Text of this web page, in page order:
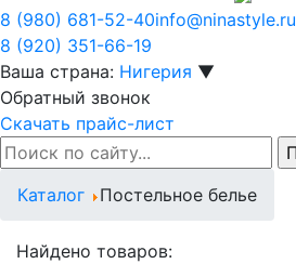
8 (980) 681-52-40
8 (920) 351-66-19
info@ninastyle.ru
Ваша страна: Нигерия ▼
Обратный звонок
Скачать прайс-лист
Каталог Постельное белье
Найдено товаров: